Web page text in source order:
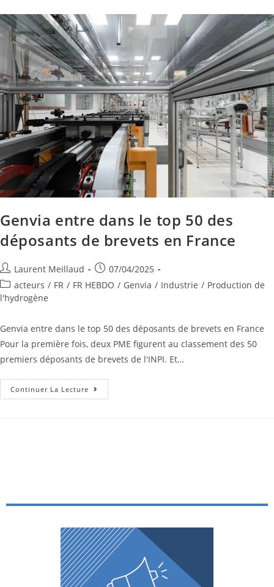
Genvia entre dans le top 50 des
déposants de brevets en France
Laurent Meillaud
07/04/2025
acteurs / FR / FR HEBDO / Genvia / Industrie / Production de
l'hydrogène
Genvia entre dans le top 50 des déposants de brevets en France
Pour la première fois, deux PME figurent au classement des 50
premiers déposants de brevets de l'INPI. Et…
Continuer La Lecture